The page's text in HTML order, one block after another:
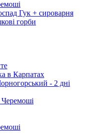
Гук + сироварня
горби
в Карпатах
- 2 дні